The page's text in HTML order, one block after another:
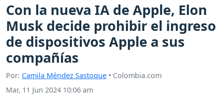
Con la nueva IA de Apple, Elon
Musk decide prohibir el ingreso
de dispositivos Apple a sus
compañías
Por: Camila Méndez Sastoque • Colombia.com
Mar, 11 Jun 2024 10:06 am